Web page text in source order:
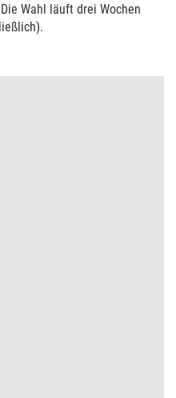
Wahl läuft drei Wochen